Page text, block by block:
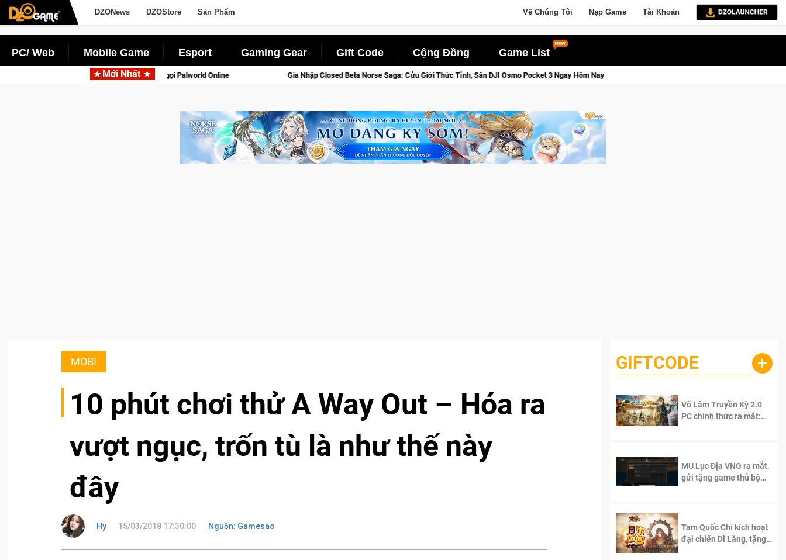
DZONews DZOStore Sản Phẩm Về Chúng Tôi Nạp Game Tài Khoản
PC/ Web Mobile Game Esport Gaming Gear Gift Code Cộng Đồng Game List
Mới Nhất
di động với tên gọi Palworld Online Gia Nhập Closed Beta Norse Saga: Cửu Giới Thức Tỉnh, Săn DJI Osmo Pocket 3 Ngay Hôm Nay Lineage W – Quyền lực và tài phú sẽ về tay kẻ đoạt được Vương
MOBI
10 phút chơi thử A Way Out – Hóa ra
vượt ngục, trốn tù là như thế này
đây
Hy 15/03/2018 17:30:00 Nguồn: Gamesao
GIFTCODE +
Võ Lâm Truyền Kỳ 2.0
PC chính thức ra mắt:
MU Lục Địa VNG ra mắt,
gửi tặng game thủ bộ
Tam Quốc Chí kích hoạt
đại chiến Di Lăng, tặng